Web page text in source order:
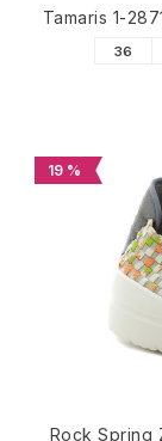
Tamaris 1-
36
19 %
Rock Spring